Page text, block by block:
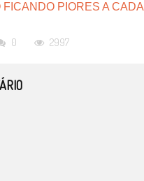
PIORES A CADA
0 2997